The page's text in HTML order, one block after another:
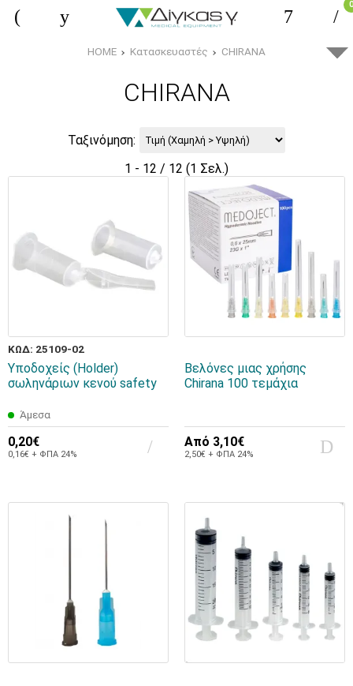
0
HOME Κατασκευαστές CHIRANA
CHIRANA
Ταξινόμηση:
1 - 12 / 12 (1 Σελ.)
ΚΩΔ: 25109-02
Υποδοχείς (Holder)
σωληνάριων κενού safety
Άμεσα
0,20€
0,16€ + ΦΠΑ 24%
Bελόνες μιας χρήσης
Chirana 100 τεμάχια
Από 3,10€
2,50€ + ΦΠΑ 24%